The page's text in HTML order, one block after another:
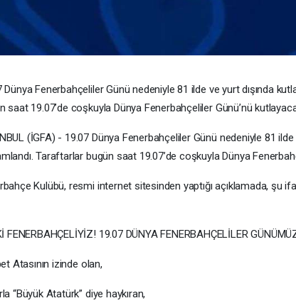
Dünya Fenerbahçeliler Günü nedeniyle 81 ilde ve yurt dışında
saat 19.07’de coşkuyla Dünya Fenerbahçeliler Günü’nü
(İGFA) - 19.07 Dünya Fenerbahçeliler Günü nedeniyle 81 ilde
Taraftarlar bugün saat 19.07’de coşkuyla Dünya
Kulübü, resmi internet sitesinden yaptığı açıklamada, şu
FENERBAHÇELİYİZ! 19.07 DÜNYA FENERBAHÇELİLER
Atasının izinde olan,
“Büyük Atatürk” diye haykıran,